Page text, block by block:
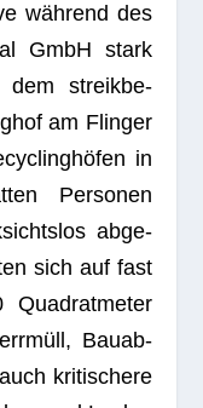
wäh­rend des
GmbH stark
dem streik­be­
am Flin­ger
in
Per­so­nen
abge­
sich auf fast
Bau­ab­
kri­ti­schere